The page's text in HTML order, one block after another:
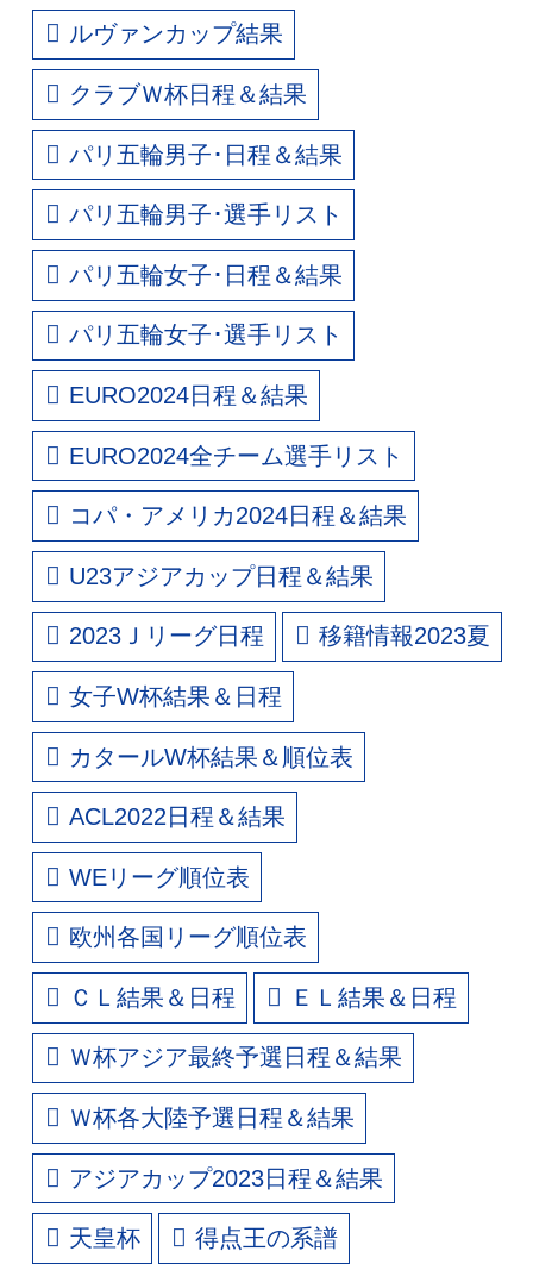
ルヴァンカップ結果
クラブＷ杯日程＆結果
パリ五輪男子･日程＆結果
パリ五輪男子･選手リスト
パリ五輪女子･日程＆結果
パリ五輪女子･選手リスト
EURO2024日程＆結果
EURO2024全チーム選手リスト
コパ・アメリカ2024日程＆結果
U23アジアカップ日程＆結果
2023Ｊリーグ日程 移籍情報2023夏
女子W杯結果＆日程
カタールW杯結果＆順位表
ACL2022日程＆結果
WEリーグ順位表
欧州各国リーグ順位表
ＣＬ結果＆日程 ＥＬ結果＆日程
Ｗ杯アジア最終予選日程＆結果
Ｗ杯各大陸予選日程＆結果
アジアカップ2023日程＆結果
天皇杯 得点王の系譜